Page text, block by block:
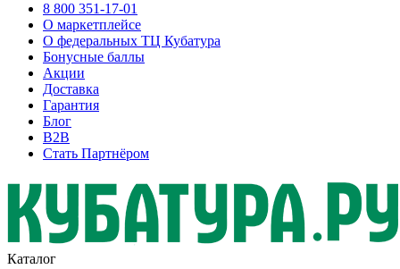
8 800 351-17-01
О маркетплейсе
О федеральных ТЦ Кубатура
Бонусные баллы
Акции
Доставка
Гарантия
Блог
B2B
Стать Партнёром
Каталог